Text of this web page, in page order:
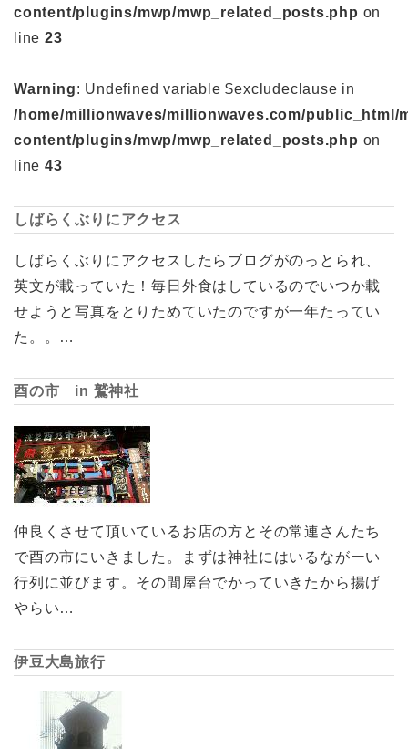
content/plugins/mwp/mwp_related_posts.php on
line 23
Warning: Undefined variable $excludeclause in
/home/millionwaves/millionwaves.com/public_html/
content/plugins/mwp/mwp_related_posts.php on
line 43
しばらくぶりにアクセス
しばらくぶりにアクセスしたらブログがのっとられ、
英文が載っていた！毎日外食はしているのでいつか載
せようと写真をとりためていたのですが一年たってい
た。。…
酉の市 in 鷲神社
仲良くさせて頂いているお店の方とその常連さんたち
で酉の市にいきました。まずは神社にはいるながーい
行列に並びます。その間屋台でかっていきたから揚げ
やらい…
伊豆大島旅行